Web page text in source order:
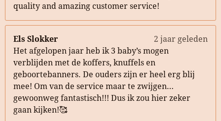
quality and amazing customer service!
Els Slokker
2 jaar geleden
Het afgelopen jaar heb ik 3 baby’s mogen
verblijden met de koffers, knuffels en
geboortebanners. De ouders zijn er heel erg blij
mee! Om van de service maar te zwijgen…
gewoonweg fantastisch!!! Dus ik zou hier zeker
gaan kijken!🥰